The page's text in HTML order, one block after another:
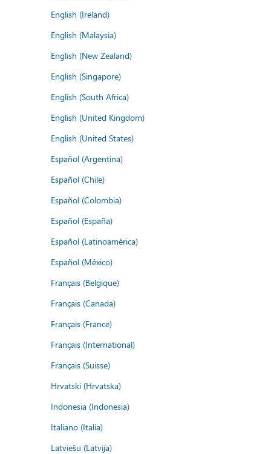
English (Ireland)
English (Malaysia)
English (New Zealand)
English (Singapore)
English (South Africa)
English (United Kingdom)
English (United States)
Español (Argentina)
Español (Chile)
Español (Colombia)
Español (España)
Español (Latinoamérica)
Español (México)
Français (Belgique)
Français (Canada)
Français (France)
Français (International)
Français (Suisse)
Hrvatski (Hrvatska)
Indonesia (Indonesia)
Italiano (Italia)
Latviešu (Latvija)